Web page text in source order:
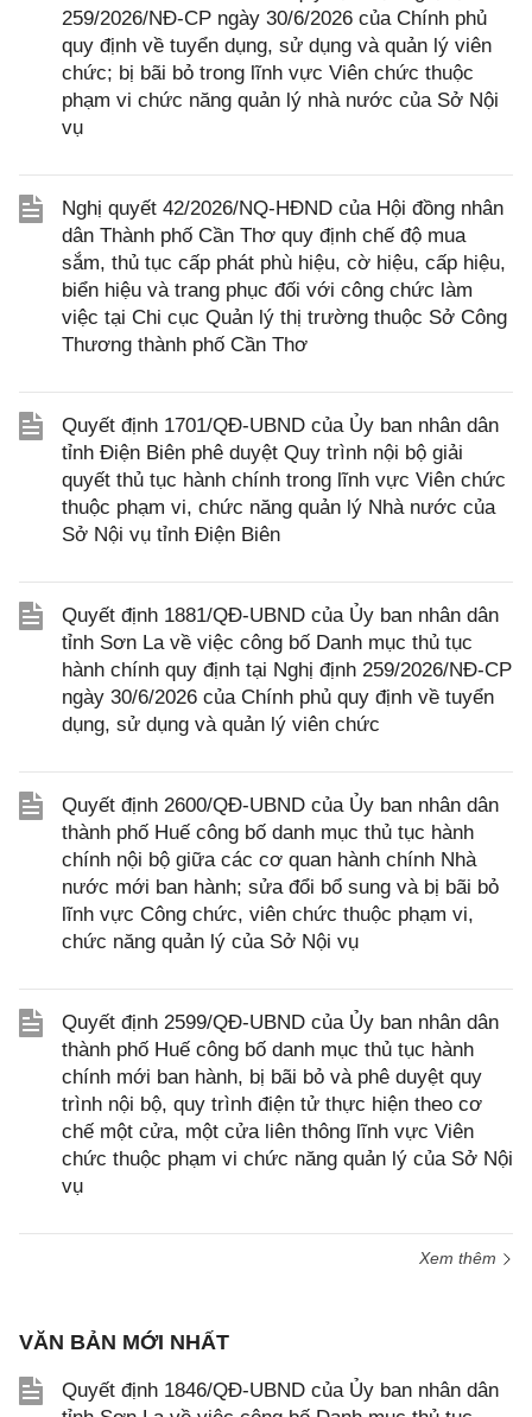
259/2026/NĐ-CP ngày 30/6/2026 của Chính phủ
quy định về tuyển dụng, sử dụng và quản lý viên
chức; bị bãi bỏ trong lĩnh vực Viên chức thuộc
phạm vi chức năng quản lý nhà nước của Sở Nội
vụ
Nghị quyết 42/2026/NQ-HĐND của Hội đồng nhân
dân Thành phố Cần Thơ quy định chế độ mua
sắm, thủ tục cấp phát phù hiệu, cờ hiệu, cấp hiệu,
biển hiệu và trang phục đối với công chức làm
việc tại Chi cục Quản lý thị trường thuộc Sở Công
Thương thành phố Cần Thơ
Quyết định 1701/QĐ-UBND của Ủy ban nhân dân
tỉnh Điện Biên phê duyệt Quy trình nội bộ giải
quyết thủ tục hành chính trong lĩnh vực Viên chức
thuộc phạm vi, chức năng quản lý Nhà nước của
Sở Nội vụ tỉnh Điện Biên
Quyết định 1881/QĐ-UBND của Ủy ban nhân dân
tỉnh Sơn La về việc công bố Danh mục thủ tục
hành chính quy định tại Nghị định 259/2026/NĐ-CP
ngày 30/6/2026 của Chính phủ quy định về tuyển
dụng, sử dụng và quản lý viên chức
Quyết định 2600/QĐ-UBND của Ủy ban nhân dân
thành phố Huế công bố danh mục thủ tục hành
chính nội bộ giữa các cơ quan hành chính Nhà
nước mới ban hành; sửa đổi bổ sung và bị bãi bỏ
lĩnh vực Công chức, viên chức thuộc phạm vi,
chức năng quản lý của Sở Nội vụ
Quyết định 2599/QĐ-UBND của Ủy ban nhân dân
thành phố Huế công bố danh mục thủ tục hành
chính mới ban hành, bị bãi bỏ và phê duyệt quy
trình nội bộ, quy trình điện tử thực hiện theo cơ
chế một cửa, một cửa liên thông lĩnh vực Viên
chức thuộc phạm vi chức năng quản lý của Sở Nội
vụ
Xem thêm
VĂN BẢN MỚI NHẤT
Quyết định 1846/QĐ-UBND của Ủy ban nhân dân